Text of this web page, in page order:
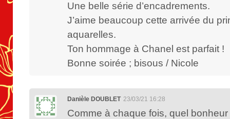
Une belle série d’encadrements.
J’aime beaucoup cette arrivée du
aquarelles.
Ton hommage à Chanel est parfait !
Bonne soirée ; bisous / Nicole
Danièle DOUBLET 23/03/21 16:28
Comme à chaque fois, quel